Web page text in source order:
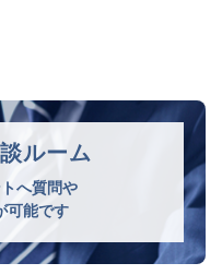
ルーム
へ質問や
可能です